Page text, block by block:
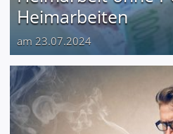
Heimarbeiten
am 23.07.2024